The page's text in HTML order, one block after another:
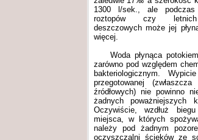
1300 l/sek., ale podczas
roztopów czy
deszczowych może jej
więcej.
Woda płynąca
zarówno pod względem
bakteriologicznym.
przegotowanej
źródłowych) nie powinno
żadnych poważniejszych
Oczywiście, wzdłuż
miejsca, w których
należy pod żadnym
oczyszczalni ścieków ze